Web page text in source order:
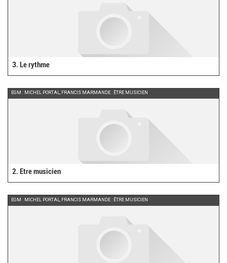
3. Le rythme
EGM : MICHEL PORTAL, FRANCIS MARMANDE : ÊTRE MUSICIEN
2. Etre musicien
EGM : MICHEL PORTAL, FRANCIS MARMANDE : ÊTRE MUSICIEN